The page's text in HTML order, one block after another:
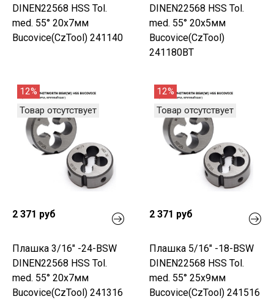
DINEN22568 HSS Tol.
med. 55° 20x7мм
Bucovice(CzTool) 241140
DINEN22568 HSS Tol.
med. 55° 20x5мм
Bucovice(CzTool)
241180BT
12%
Товар отсутствует
2 371 руб
Плашка 3/16" -24-BSW
DINEN22568 HSS Tol.
med. 55° 20x7мм
Bucovice(CzTool) 241316
12%
Товар отсутствует
2 371 руб
Плашка 5/16" -18-BSW
DINEN22568 HSS Tol.
med. 55° 25x9мм
Bucovice(CzTool) 241516